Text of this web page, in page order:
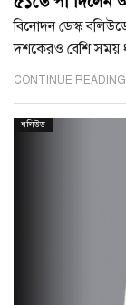
বিনোদন ডেস্ক
দশকেরও বেশি সময়
CONTINUE
বলিউড